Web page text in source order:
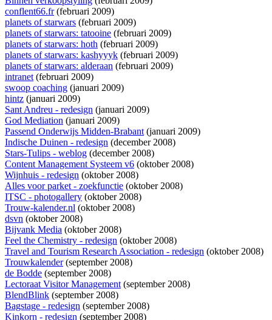
conflent66.fr(februari 2009)
planets of starwars (februari 2009)
planets of starwars: tatooine (februari 2009)
planets of starwars: hoth (februari 2009)
planets of starwars: kashyyyk (februari 2009)
planets of starwars: alderaan (februari 2009)
intranet(februari 2009)
swoop coaching (januari 2009)
hintz (januari 2009)
Sant Andreu - redesign (januari 2009)
God Mediation (januari 2009)
Passend Onderwijs Midden-Brabant(januari 2009)
Indische Duinen - redesign (december 2008)
Stars-Tulips - weblog (december 2008)
Content Management Systeem v6 (oktober 2008)
Wijnhuis - redesign (oktober 2008)
Alles voor parket - zoekfunctie (oktober 2008)
ITSC - photogallery (oktober 2008)
Trouw-kalender.nl (oktober 2008)
dsvn (oktober 2008)
Bijvank Media (oktober 2008)
Feel the Chemistry - redesign (oktober 2008)
Travel and Tourism Research Association - redesign (oktober 2008)
Trouwkalender(september 2008)
de Bodde (september 2008)
Lectoraat Visitor Management(september 2008)
BlendBlink (september 2008)
Bagstage - redesign (september 2008)
Kinkorn - redesign (september 2008)